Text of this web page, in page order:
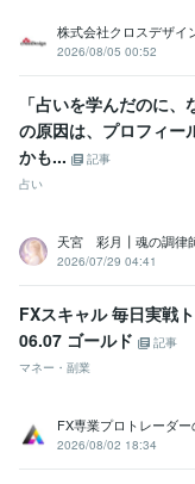
株式会社クロスデザイ
2026/08/05 00:52
「占いを学んだのに
の原因は、プロフィー
かも...
記事
占い
天宮 彩月┃魂の調律
2026/07/29 04:41
FXスキャル 毎日実戦
06.07 ゴールド
記事
マネー・副業
FX専業プロトレーダー
2026/08/02 18:34